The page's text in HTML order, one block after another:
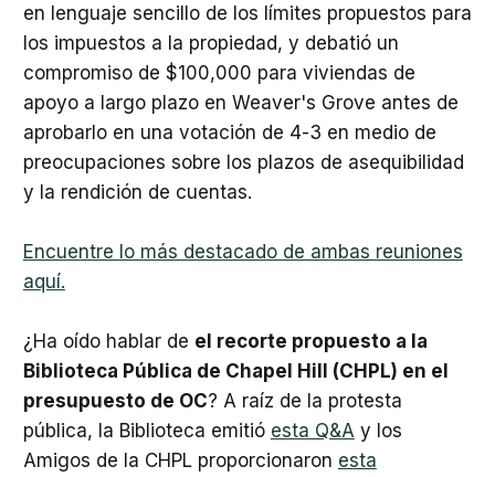
en lenguaje sencillo de los límites propuestos para
los impuestos a la propiedad, y debatió un
compromiso de $100,000 para viviendas de
apoyo a largo plazo en Weaver's Grove antes de
aprobarlo en una votación de 4-3 en medio de
preocupaciones sobre los plazos de asequibilidad
y la rendición de cuentas.
Encuentre lo más destacado de ambas reuniones
aquí.
¿Ha oído hablar de el recorte propuesto a la
Biblioteca Pública de Chapel Hill (CHPL) en el
presupuesto de OC? A raíz de la protesta
pública, la Biblioteca emitió esta Q&A y los
Amigos de la CHPL proporcionaron esta